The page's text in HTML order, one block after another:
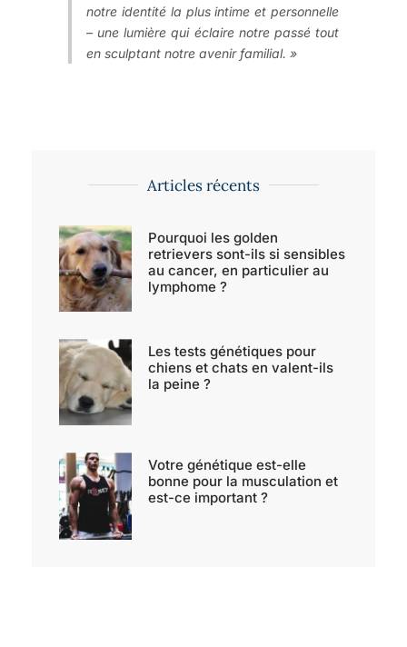
notre identité la plus intime et personnelle
– une lumière qui éclaire notre passé tout
en sculptant notre avenir familial. »
Articles récents
Pourquoi les golden
retrievers sont-ils si sensibles
au cancer, en particulier au
lymphome ?
Les tests génétiques pour
chiens et chats en valent-ils
la peine ?
Votre génétique est-elle
bonne pour la musculation et
est-ce important ?